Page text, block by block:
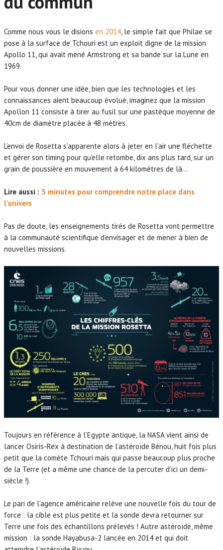
Comme nous vous le disions en 2014, le simple fait que Philae se
pose à la surface de Tchouri est un exploit digne de la mission
Apollo 11, qui avait mené Armstrong et sa bande sur la Lune en
1969.
Pour vous donner une idée, bien que les technologies et les
connaissances aient beaucoup évolué, imaginez que la mission
Apollon 11 consiste à tirer au fusil sur une pastèque moyenne de
40cm de diamètre placée à 48 mètres.
L’envoi de Rosetta s’apparente alors à jeter en l’air une fléchette
et gérer son timing pour qu’elle retombe, dix ans plus tard, sur un
grain de poussière en mouvement à 64 kilomètres de là…
Lire aussi : 5 minutes pour comprendre notre place dans
l’univers
Pas de doute, les enseignements tirés de Rosetta vont permettre
à la communauté scientifique d’envisager et de mener à bien de
nouvelles missions.
Toujours en référence à l’Egypte antique, la NASA vient ainsi de
lancer Osiris-Rex à destination de l’astéroïde Bénou, huit fois plus
petit que la comète Tchouri mais qui passe beaucoup plus proche
de la Terre (et a même une chance de la percuter d’ici un demi-
siècle !).
Le pari de l’agence américaine relève une nouvelle fois du tour de
force : la cible est plus petite et la sonde devra retourner sur
Terre une fois des échantillons prélevés ! Autre astéroïde, même
mission : la sonde Hayabusa-2 lancée en 2014 et qui doit